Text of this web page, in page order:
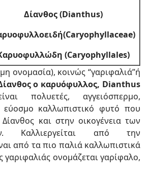
Δίανθος (Dianthus)
(Caryophyllales)
ονομασία), κοινώς “γαριφαλιά”ή
ο καρυόφυλλος, Dianthus
πολυετές, αγγειόσπερμο,
καλλωπιστικό φυτό που
και στην οικογένεια των
Καλλιεργείται από την
από τα πιο παλιά καλλωπιστικά
γαριφαλιάς ονομάζεται γαρίφαλο,